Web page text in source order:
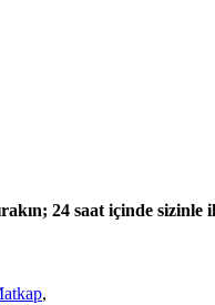
24 saat içinde sizinle
,